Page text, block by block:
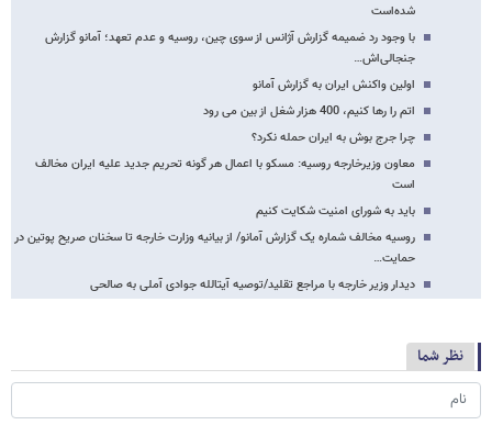
شده‌است
با وجود رد ضمیمه گزارش آژانس از سوی چین، روسیه و عدم تعهد؛ آمانو گزارش
جنجالی‌اش…
اولین واکنش ایران به گزارش آمانو
اتم را رها کنیم، 400 هزار شغل از بین می رود
چرا جرج بوش به ایران حمله نکرد؟
معاون وزیرخارجه روسیه: مسکو با اعمال هر گونه تحریم جدید علیه ایران مخالف
است
باید به شورای امنیت شکایت کنیم
روسیه مخالف شماره یک گزارش آمانو/ از بیانیه وزارت خارجه تا سخنان صریح پوتین در
حمایت…
دیدار وزیر خارجه با مراجع تقلید/توصیه آیت​الله جوادی آملی به صالحی
نظر شما